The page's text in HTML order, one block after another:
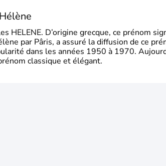
HELENE. D’origine grecque, ce prénom
par Pâris, a assuré la diffusion de ce
dans les années 1950 à 1970.
classique et élégant.